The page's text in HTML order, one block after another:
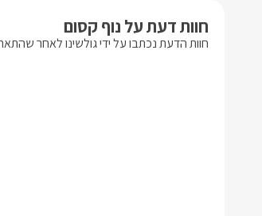
חוות דעת על נוף קסום
חוות הדעת נכתבו על ידי גולשינו לאחר